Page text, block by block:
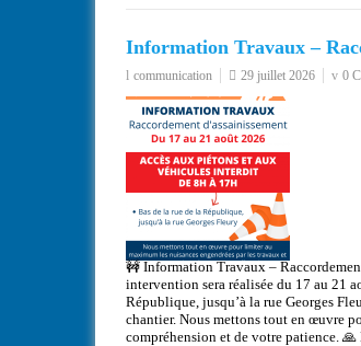
Information Travaux –
communication 29 juillet 2026 0
🚧 Information Travaux –
intervention sera réalisée du 17 au 21
République, jusqu’à la rue Georges
chantier. Nous mettons tout en œuvre
compréhension et de votre patience.